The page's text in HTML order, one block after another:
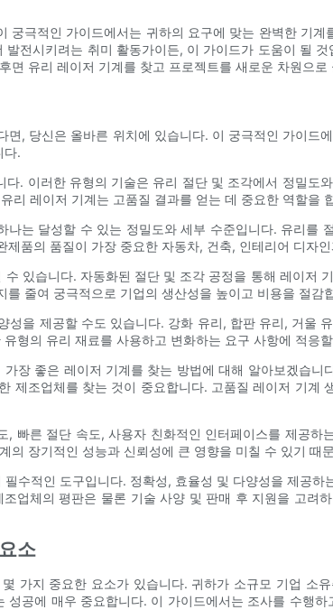
극적인 가이드에서는 귀하의 요구에 맞는 완벽한 기
전시키려는 취미 활동가이든, 이 가이드가 도움이 될
유리 레이저 기계를 찾고 프로젝트를 새로운 차원으
, 당신은 올바른 위치에 있습니다. 이 궁극적인 가이드
다.
. 이러한 유형의 기술은 유리 절단 및 조각에서 정밀도
리 레이저 기계는 고품질 결과를 얻는 데 중요한 역할을
는 달성할 수 있는 정밀도와 세부 수준입니다. 유리를
품의 품질이 가장 중요한 자동차, 건축, 인테리어 디자
있습니다. 자동화된 절단 및 조각 공정을 통해 레이저
줄여 궁극적으로 기업의 생산성을 높이고 비용을 절감
을 제공할 수도 있습니다. 강화 유리, 합판 유리, 거울
형의 유리 재료를 사용하고 변화하는 요구 사항에 적응
장 좋은 레이저 기계를 찾는 방법에 대해 알아보겠습니
제조업체를 찾는 것이 중요합니다. 고품질 레이저 기계
빠른 절단 속도, 사용자 친화적인 인터페이스를 제공하
의 장기적인 성능과 신뢰성에 큰 영향을 미칠 수 있기 때
수적인 도구입니다. 정확성, 효율성 및 다양성을 제공
업체의 평판은 물론 기술 사양 및 판매 후 지원을 고려
소
가지 중요한 요소가 있습니다. 귀하가 소규모 기업 소
공에 매우 중요합니다. 이 가이드에서는 조사를 수행